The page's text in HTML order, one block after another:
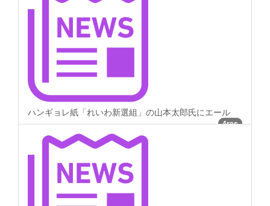
ハンギョレ紙「れいわ新選組」の山本太郎氏にエール
4res